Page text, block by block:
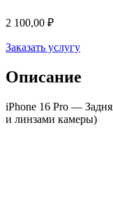
2 100,00 ₽
Заказать услугу
Описание
iPhone 16 Pro —
и линзами камеры)